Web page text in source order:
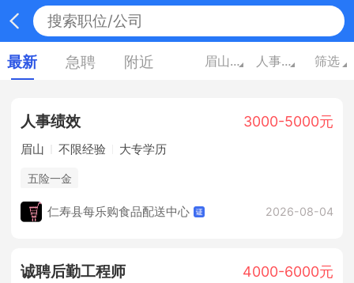
最新 急聘 附近 眉山四川 人事/行政/高级管理 筛选
人事绩效 3000-5000元
眉山 不限经验 大专学历
五险一金
仁寿县每乐购食品配送中心 2026-08-04
诚聘后勤工程师 4000-6000元